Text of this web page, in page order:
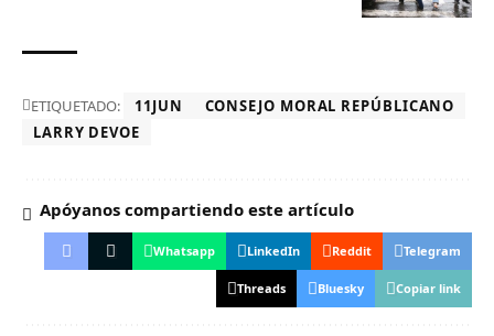
ETIQUETADO: 11JUN
CONSEJO MORAL REPÚBLICANO
LARRY DEVOE
Apóyanos compartiendo este artículo
Whatsapp LinkedIn Reddit Telegram
Threads Bluesky Copiar link